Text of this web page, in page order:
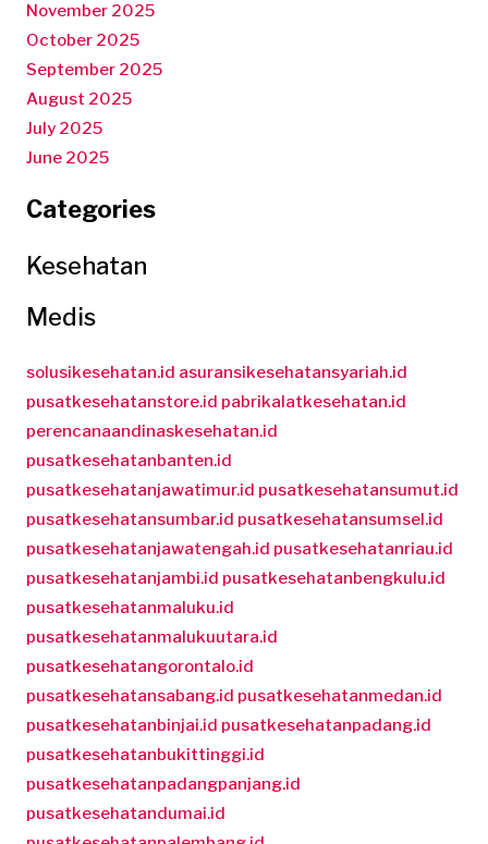
November 2025
October 2025
September 2025
August 2025
July 2025
June 2025
Categories
Kesehatan
Medis
solusikesehatan.id asuransikesehatansyariah.id
pusatkesehatanstore.id pabrikalatkesehatan.id
perencanaandinaskesehatan.id
pusatkesehatanbanten.id
pusatkesehatanjawatimur.id pusatkesehatansumut.id
pusatkesehatansumbar.id pusatkesehatansumsel.id
pusatkesehatanjawatengah.id pusatkesehatanriau.id
pusatkesehatanjambi.id pusatkesehatanbengkulu.id
pusatkesehatanmaluku.id
pusatkesehatanmalukuutara.id
pusatkesehatangorontalo.id
pusatkesehatansabang.id pusatkesehatanmedan.id
pusatkesehatanbinjai.id pusatkesehatanpadang.id
pusatkesehatanbukittinggi.id
pusatkesehatanpadangpanjang.id
pusatkesehatandumai.id